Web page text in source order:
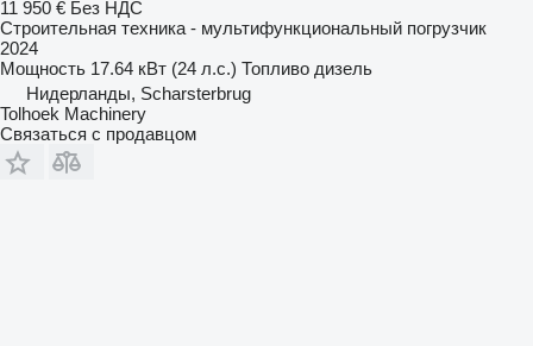
11 950 € Без НДС
Строительная техника - мультифункциональный погрузчик
2024
Мощность 17.64 кВт (24 л.с.) Топливо дизель
Нидерланды, Scharsterbrug
Tolhoek Machinery
Связаться с продавцом